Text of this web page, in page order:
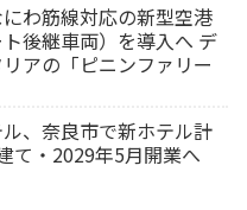
わ筋線対応の新型空港
後継車両）を導入へ デ
アの「ピニンファリー
、奈良市で新ホテル計
・2029年5月開業へ